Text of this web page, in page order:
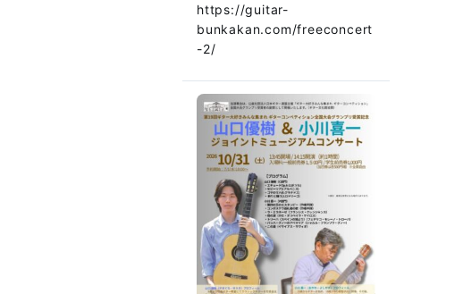
https://guitar-
bunkakan.com/freeconcert
-2/